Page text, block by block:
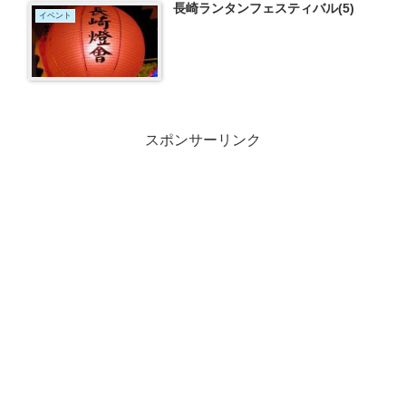
イベント 長崎ランタンフェスティバル(5)
スポンサーリンク